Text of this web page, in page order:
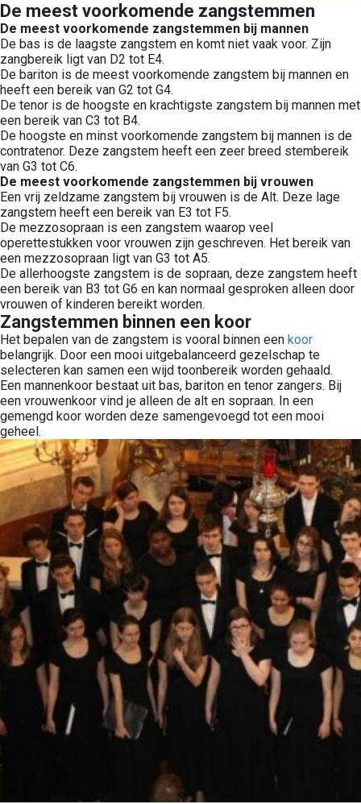
De meest voorkomende zangstemmen
De meest voorkomende zangstemmen bij mannen
De bas is de laagste zangstem en komt niet vaak voor. Zijn
zangbereik ligt van D2 tot E4.
De bariton is de meest voorkomende zangstem bij mannen en
heeft een bereik van G2 tot G4.
De tenor is de hoogste en krachtigste zangstem bij mannen met
een bereik van C3 tot B4.
De hoogste en minst voorkomende zangstem bij mannen is de
contratenor. Deze zangstem heeft een zeer breed stembereik
van G3 tot C6.
De meest voorkomende zangstemmen bij vrouwen
Een vrij zeldzame zangstem bij vrouwen is de Alt. Deze lage
zangstem heeft een bereik van E3 tot F5.
De mezzosopraan is een zangstem waarop veel
operettestukken voor vrouwen zijn geschreven. Het bereik van
een mezzosopraan ligt van G3 tot A5.
De allerhoogste zangstem is de sopraan, deze zangstem heeft
een bereik van B3 tot G6 en kan normaal gesproken alleen door
vrouwen of kinderen bereikt worden.
Zangstemmen binnen een koor
Het bepalen van de zangstem is vooral binnen een koor
belangrijk. Door een mooi uitgebalanceerd gezelschap te
selecteren kan samen een wijd toonbereik worden gehaald.
Een mannenkoor bestaat uit bas, bariton en tenor zangers. Bij
een vrouwenkoor vind je alleen de alt en sopraan. In een
gemengd koor worden deze samengevoegd tot een mooi
geheel.